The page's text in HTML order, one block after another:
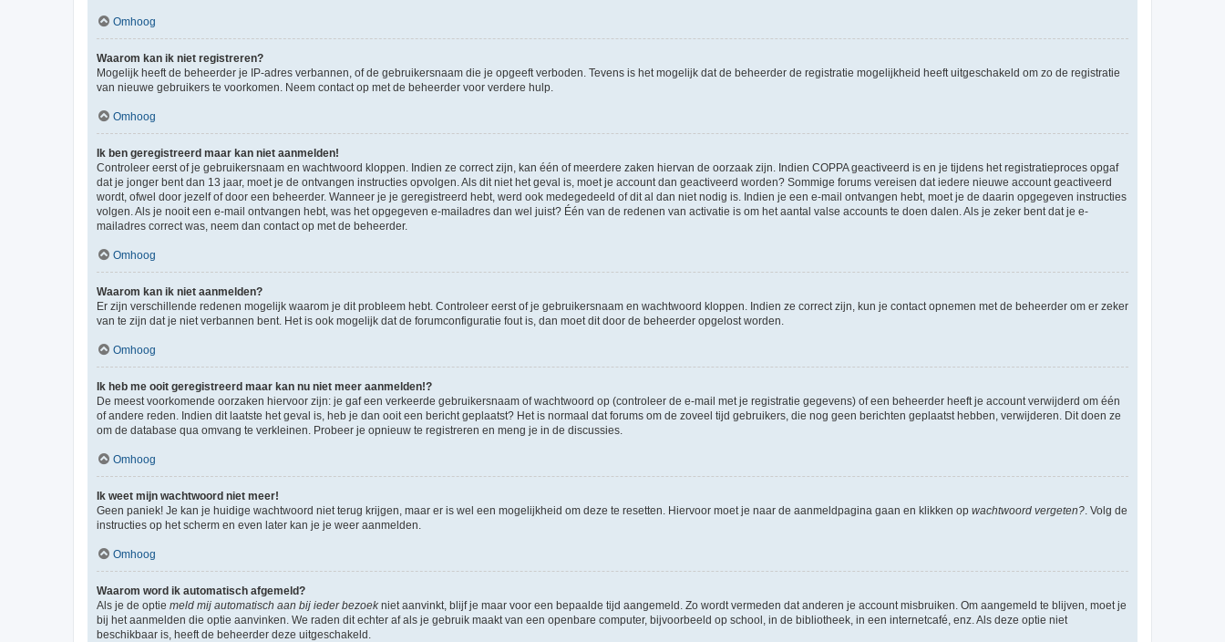
Omhoog
Waarom kan ik niet registreren?
Mogelijk heeft de beheerder je IP-adres verbannen, of de gebruikersnaam die je opgeeft verboden. Tevens is het mogelijk dat de beheerder de registratie mogelijkheid heeft uitgeschakeld om zo de registratie
van nieuwe gebruikers te voorkomen. Neem contact op met de beheerder voor verdere hulp.
Omhoog
Ik ben geregistreerd maar kan niet aanmelden!
Controleer eerst of je gebruikersnaam en wachtwoord kloppen. Indien ze correct zijn, kan één of meerdere zaken hiervan de oorzaak zijn. Indien COPPA geactiveerd is en je tijdens het registratieproces opgaf
dat je jonger bent dan 13 jaar, moet je de ontvangen instructies opvolgen. Als dit niet het geval is, moet je account dan geactiveerd worden? Sommige forums vereisen dat iedere nieuwe account geactiveerd
wordt, ofwel door jezelf of door een beheerder. Wanneer je je geregistreerd hebt, werd ook medegedeeld of dit al dan niet nodig is. Indien je een e-mail ontvangen hebt, moet je de daarin opgegeven instructies
volgen. Als je nooit een e-mail ontvangen hebt, was het opgegeven e-mailadres dan wel juist? Één van de redenen van activatie is om het aantal valse accounts te doen dalen. Als je zeker bent dat je e-
mailadres correct was, neem dan contact op met de beheerder.
Omhoog
Waarom kan ik niet aanmelden?
Er zijn verschillende redenen mogelijk waarom je dit probleem hebt. Controleer eerst of je gebruikersnaam en wachtwoord kloppen. Indien ze correct zijn, kun je contact opnemen met de beheerder om er zeker
van te zijn dat je niet verbannen bent. Het is ook mogelijk dat de forumconfiguratie fout is, dan moet dit door de beheerder opgelost worden.
Omhoog
Ik heb me ooit geregistreerd maar kan nu niet meer aanmelden!?
De meest voorkomende oorzaken hiervoor zijn: je gaf een verkeerde gebruikersnaam of wachtwoord op (controleer de e-mail met je registratie gegevens) of een beheerder heeft je account verwijderd om één
of andere reden. Indien dit laatste het geval is, heb je dan ooit een bericht geplaatst? Het is normaal dat forums om de zoveel tijd gebruikers, die nog geen berichten geplaatst hebben, verwijderen. Dit doen ze
om de database qua omvang te verkleinen. Probeer je opnieuw te registreren en meng je in de discussies.
Omhoog
Ik weet mijn wachtwoord niet meer!
Geen paniek! Je kan je huidige wachtwoord niet terug krijgen, maar er is wel een mogelijkheid om deze te resetten. Hiervoor moet je naar de aanmeldpagina gaan en klikken op wachtwoord vergeten? . Volg de
instructies op het scherm en even later kan je je weer aanmelden.
Omhoog
Waarom word ik automatisch afgemeld?
Als je de optie meld mij automatisch aan bij ieder bezoekniet aanvinkt, blijf je maar voor een bepaalde tijd aangemeld. Zo wordt vermeden dat anderen je account misbruiken. Om aangemeld te blijven, moet je
bij het aanmelden die optie aanvinken. We raden dit echter af als je gebruik maakt van een openbare computer, bijvoorbeeld op school, in de bibliotheek, in een internetcafé, enz. Als deze optie niet
beschikbaar is, heeft de beheerder deze uitgeschakeld.